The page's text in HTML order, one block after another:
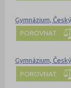
Gymnázium,
POROVNAT
Gymnázium,
POROVNAT